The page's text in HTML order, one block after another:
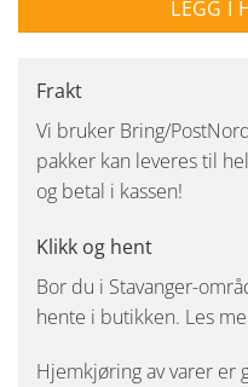
LEGG I
Frakt
Vi bruker Bring/
pakker kan leveres til
og betal i kassen!
Klikk og hent
Bor du i Stavanger-
hente i butikken. Les
Hjemkjøring av varer er